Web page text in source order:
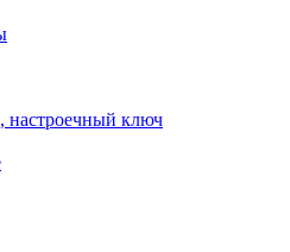
настроечный ключ